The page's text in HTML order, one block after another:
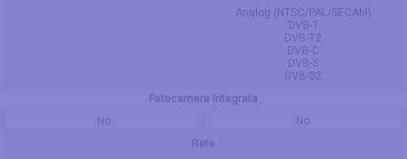
Analog (NTSC/PAL/SECAM)
DVB-T
DVB-T2
DVB-C
DVB-S
DVB-S2
Fotocamera Integrata
No
No
Rete